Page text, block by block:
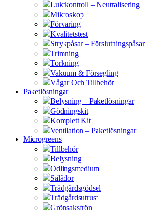
Luktkontroll – Neutralisering
Mikroskop
Förvaring
Kvalitetstest
Strykpåsar – Förslutningspåsar
Trimning
Torkning
Vakuum & Försegling
Vågar Och Tillbehör
Paketlösningar
Belysning – Paketlösningar
Gödningskit
Komplett Kit
Ventilation – Paketlösningar
Microgreens
Tillbehör
Belysning
Odlingsmedium
Sålådor
Trädgårdsgödsel
Trädgårdsutrust
Grönsaksfrön